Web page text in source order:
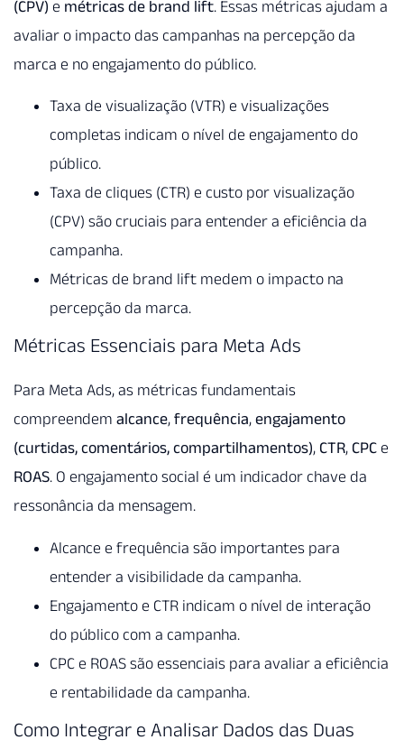
(CPV) e métricas de brand lift. Essas métricas ajudam a
avaliar o impacto das campanhas na percepção da
marca e no engajamento do público.
Taxa de visualização (VTR) e visualizações
completas indicam o nível de engajamento do
público.
Taxa de cliques (CTR) e custo por visualização
(CPV) são cruciais para entender a eficiência da
campanha.
Métricas de brand lift medem o impacto na
percepção da marca.
Métricas Essenciais para Meta Ads
Para Meta Ads, as métricas fundamentais
compreendem alcance, frequência, engajamento
(curtidas, comentários, compartilhamentos), CTR, CPC e
ROAS. O engajamento social é um indicador chave da
ressonância da mensagem.
Alcance e frequência são importantes para
entender a visibilidade da campanha.
Engajamento e CTR indicam o nível de interação
do público com a campanha.
CPC e ROAS são essenciais para avaliar a eficiência
e rentabilidade da campanha.
Como Integrar e Analisar Dados das Duas